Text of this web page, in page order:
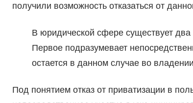
получили возможность отказаться от
В юридической сфере существует
Первое подразумевает
остается в данном случае во
Под понятием отказ от приватизации в